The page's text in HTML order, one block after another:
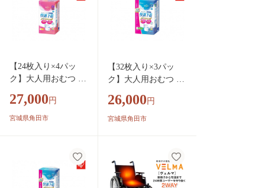
【24枚入り×4パッ
ク】大人用おむつ リ
着 薄型パンツ Ｓ
Ｓサイズ ２４枚入
27,000 円
宮城県角田市
【32枚入り×3パッ
ク】大人用おむつ リ
着 超薄型パンツ
Ｌサイズ ３２枚入
26,000 円
宮城県角田市